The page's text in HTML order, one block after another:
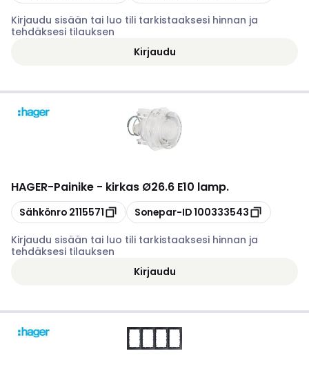
Kirjaudu sisään tai luo tili tarkistaaksesi hinnan ja
tehdäksesi tilauksen
Kirjaudu
HAGER-Painike - kirkas Ø26.6 E10 lamp.
Kopioi
Sähkönro 2115571 Kopioi
Sonepar-ID100333543
Kirjaudu sisään tai luo tili tarkistaaksesi hinnan ja
tehdäksesi tilauksen
Kirjaudu